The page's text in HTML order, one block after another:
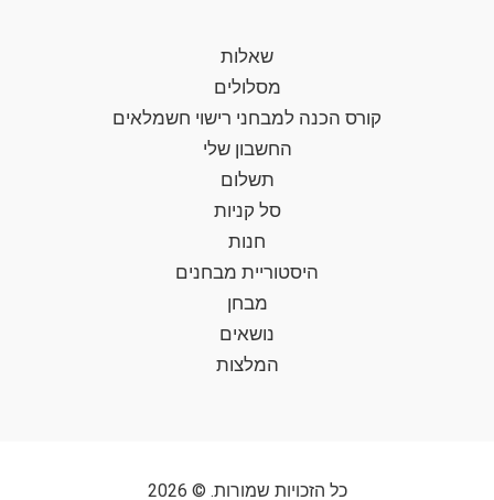
שאלות
מסלולים
קורס הכנה למבחני רישוי חשמלאים
החשבון שלי
תשלום
סל קניות
חנות
היסטוריית מבחנים
מבחן
נושאים
המלצות
כל הזכויות שמורות. © 2026